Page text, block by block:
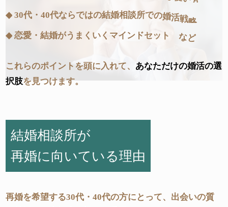
◆ 30代 ・40代ならではの結婚相談所での婚活戦 略
◆ 恋愛 ・結婚がう ま く い く マイ ン ドセッ ト な ど
これらのポイントを頭に入れて、 あなただけの婚活の選
択肢を見つけます。
結婚相談所が
再婚に向いている理由
再婚を希望する30代・40代の方にとって、出会いの質